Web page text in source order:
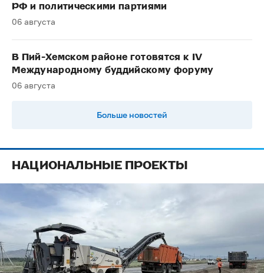
РФ и политическими партиями
06 августа
В Пий-Хемском районе готовятся к IV
Международному буддийскому форуму
06 августа
Больше новостей
НАЦИОНАЛЬНЫЕ ПРОЕКТЫ